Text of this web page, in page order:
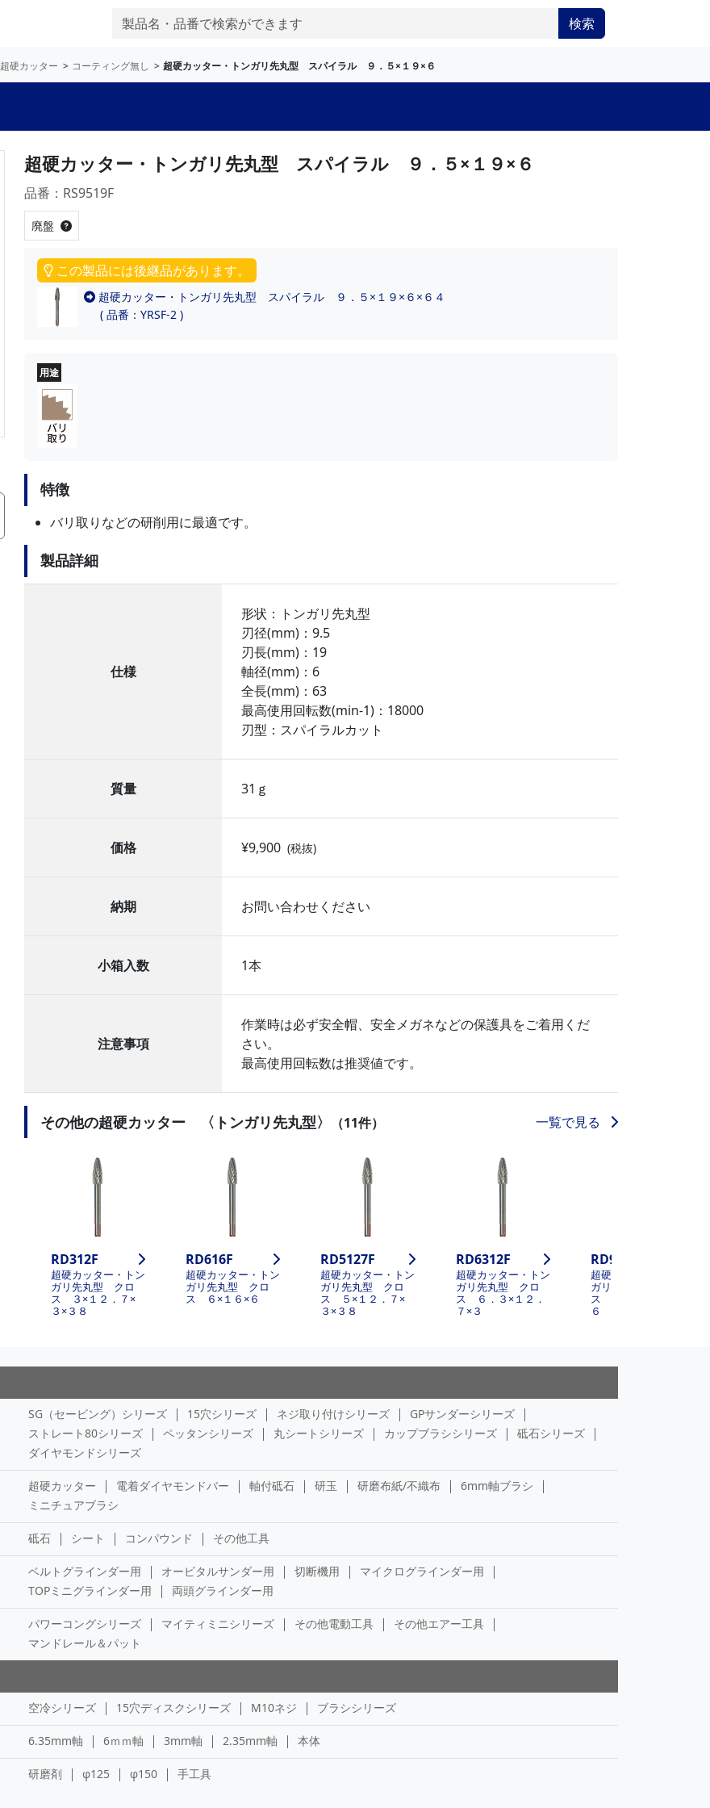
検索
超硬カッター コーティング無し 超硬カッター・トンガリ先丸型 スパイラル ９．５×１９×６
超硬カッター・トンガリ先丸型 スパイラル ９．５×１９×６
品番：RS9519F
廃盤
この製品には後継品があります。
超硬カッター・トンガリ先丸型 スパイラル ９．５×１９×６×６４
( 品番：YRSF-2 )
用途
特徴
バリ取りなどの研削用に最適です。
製品詳細
仕様
形状：トンガリ先丸型
刃径(mm)：9.5
刃長(mm)：19
軸径(mm)：6
全長(mm)：63
最高使用回転数(min-1)：18000
刃型：スパイラルカット
質量 31ｇ
価格 ¥9,900 (税抜)
納期 お問い合わせください
小箱入数 1本
注意事項
作業時は必ず安全帽、安全メガネなどの保護具をご着用くだ
さい。
最高使用回転数は推奨値です。
その他の超硬カッター 〈トンガリ先丸型〉 （11件） 一覧で見る
RD312F
超硬カッター・トン
ガリ先丸型 クロ
ス ３×１２．７×
３×３８
RD616F
超硬カッター・トン
ガリ先丸型 クロ
ス ６×１６×６
RD5127F
超硬カッター・トン
ガリ先丸型 クロ
ス ５×１２．７×
３×３８
RD6312F
超硬カッター・トン
ガリ先丸型 クロ
ス ６．３×１２．
７×３
RD9519F
超硬カッター・トン
ガリ先丸型 クロ
ス ９．５×１９×
６
SG（セービング）シリーズ 15穴シリーズ ネジ取り付けシリーズ
GPサンダーシリーズ
ストレート80シリーズ
ペッタンシリーズ 丸シートシリーズ カップブラシシリーズ
砥石シリーズ
ダイヤモンドシリーズ
超硬カッター 電着ダイヤモンドバー 軸付砥石 研玉 研磨布紙/不織布
6mm軸ブラシ
ミニチュアブラシ
砥石 シート コンパウンド その他工具
ベルトグラインダー用 オービタルサンダー用 切断機用
マイクログラインダー用
TOPミニグラインダー用
両頭グラインダー用
パワーコングシリーズ マイティミニシリーズ その他電動工具
その他エアー工具
マンドレール＆パット
空冷シリーズ 15穴ディスクシリーズ M10ネジ ブラシシリーズ
6.35mm軸 6ｍｍ軸 3mm軸 2.35mm軸 本体
研磨剤 φ125 φ150 手工具